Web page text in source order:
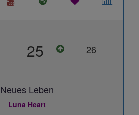
25 26
Neues Leben
Luna Heart